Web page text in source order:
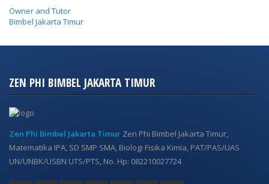
Owner and Tutor
Bimbel Jakarta Timur
ZEN PHI BIMBEL JAKARTA TIMUR
Zen Phi Bimbel Jakarta Timur Zen Phi Bimbel Jakarta Timur,
Matematika IPA, SD SMP SMA, Biologi Fisika Kimia, PAT/PAS/UAS
UN/UNBK/USBN UTS/PTS, No. Hp: 082210027724